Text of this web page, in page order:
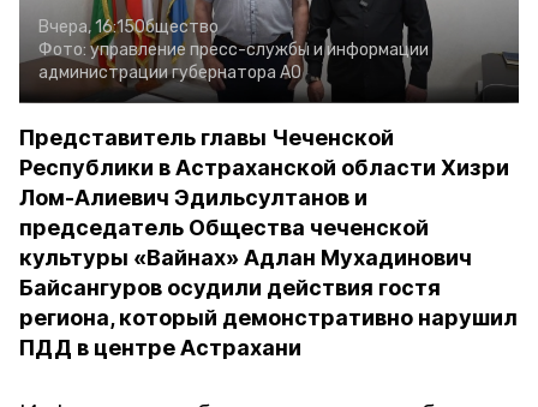
Вчера, 16:15Общество
Фото: управление пресс-службы и информации
администрации губернатора АО
Представитель главы Чеченской
Республики в Астраханской области Хизри
Лом-Алиевич Эдильсултанов и
председатель Общества чеченской
культуры «Вайнах» Адлан Мухадинович
Байсангуров осудили действия гостя
региона, который демонстративно нарушил
ПДД в центре Астрахани